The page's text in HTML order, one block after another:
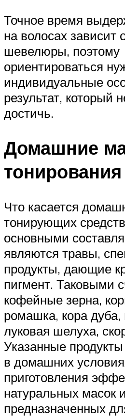
Точное время
на волосах зависит
шевелюры, поэтому
ориентироваться
индивидуальные
результат, который
достичь.
Домашние
тонирования
Что касается
тонирующих
основными
являются травы,
продукты, дающие
пигмент. Таковыми
кофейные зерна,
ромашка, кора дуба,
луковая шелуха,
Указанные
в домашних
приготовления
натуральных масок
предназначенных